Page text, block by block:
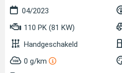
04/2023
110 PK (81 KW)
Handgeschakeld
0 g/km